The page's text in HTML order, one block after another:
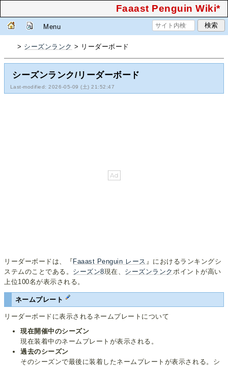
Faaast Penguin Wiki*
Menu
> シーズンランク > リーダーボード
シーズンランク/リーダーボード
Last-modified: 2026-05-09 (土) 21:52:47
リーダーボードは、『 Faaast Penguin レース 』におけるランキングシ
ステムのことである。 シーズン8現在、 シーズンランクポイントが高い
上位100名が表示される。
ネームプレート
リーダーボードに表示されるネームプレートについて
現在開催中のシーズン
現在装着中のネームプレートが表示される。
過去のシーズン
そのシーズンで最後に装着したネームプレートが表示される。シ